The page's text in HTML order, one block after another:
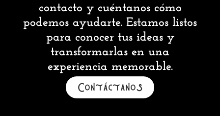
contacto y cuéntanos cómo
podemos ayudarte. Estamos listos
para conocer tus ideas y
transformarlas en una
experiencia memorable.
Contáctanos